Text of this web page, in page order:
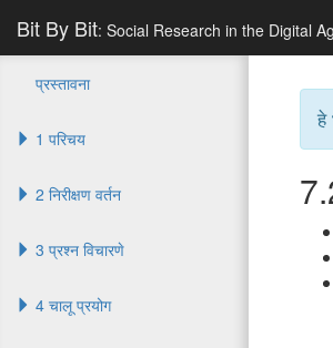
Bit By Bit: Social Research in the Digital
प्रस्तावना
1 परिचय
2 निरीक्षण वर्तन
3 प्रश्न विचारणे
4 चालू प्रयोग
हे